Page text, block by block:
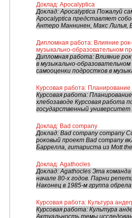
Доклад: Apocalyptica
Доклад: Apocalyptica Пожалуй
Apocalyptica представляет
Антеро Маннинен, Макс Лилья,
Дипломная работа: Влияние
музыкально-образовательном
Дипломная работа: Влияние
в музыкально-
самооценки подростков в
Курсовая работа:
Курсовая работа:
хлебозаводе Курсовая работа
государственный университет
Доклад: Bad company
Доклад: Bad company company
роковый проект Bad company
Баррелла, гитариста из Mott
Доклад: Agathocles
Доклад: Agathocles Эта команда
начале 80-х годов. Парни
Наконец в 1985-м группа
Курсовая работа: Культура
Курсовая работа: Культура
Актуальность темы